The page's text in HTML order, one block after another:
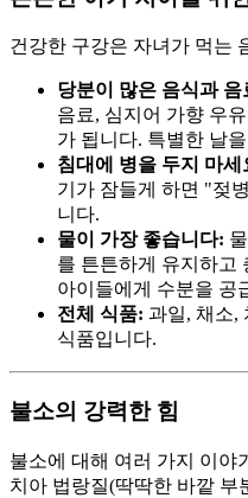
건강한 구강은 자녀가 먹는
당분이 많은 음식과
음료, 심지어 가향 우
가 됩니다. 특별한 날
침대에 병을 두지 마세
기가 잠들게 하면 "젖
니다.
물이 가장 좋습니다:
를 튼튼하게 유지하고
아이들에게 수분을 공
전체 식품: 과일, 채소,
식품입니다.
불소의 강력한 힘
불소에 대해 여러 가지 이야
치아 법랑질(딱딱한 바깥 부